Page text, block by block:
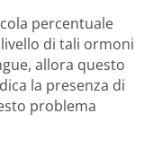
percentuale
di tali ormoni
allora questo
la presenza di
problema